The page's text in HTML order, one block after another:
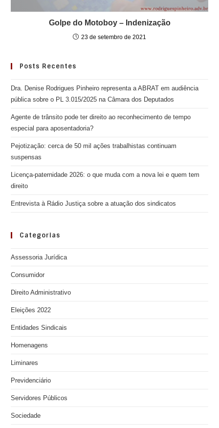
Golpe do Motoboy – Indenização
23 de setembro de 2021
Posts Recentes
Dra. Denise Rodrigues Pinheiro representa a ABRAT em audiência
pública sobre o PL 3.015/2025 na Câmara dos Deputados
Agente de trânsito pode ter direito ao reconhecimento de tempo
especial para aposentadoria?
Pejotização: cerca de 50 mil ações trabalhistas continuam
suspensas
Licença-paternidade 2026: o que muda com a nova lei e quem tem
direito
Entrevista à Rádio Justiça sobre a atuação dos sindicatos
Categorias
Assessoria Jurídica
Consumidor
Direito Administrativo
Eleições 2022
Entidades Sindicais
Homenagens
Liminares
Previdenciário
Servidores Públicos
Sociedade